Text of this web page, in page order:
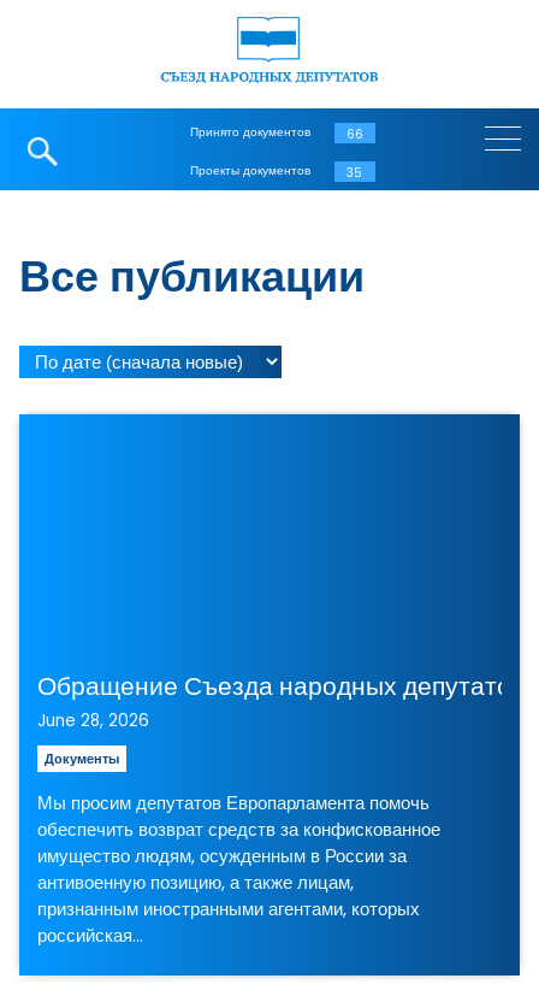
Принято документов 66
Проекты документов 35
Все публикации
June 28, 2026
Документы
Мы просим депутатов Европарламента помочь
обеспечить возврат средств за конфискованное
имущество людям, осужденным в России за
антивоенную позицию, а также лицам,
признанным иностранными агентами, которых
российская…